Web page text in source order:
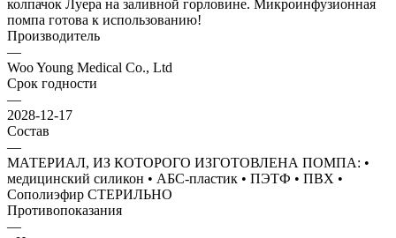
колпачок Луера на заливной горловине. Микроинфузионная
помпа готова к использованию!
Производитель
—
Woo Young Medical Co., Ltd
Срок годности
—
2028-12-17
Состав
—
МАТЕРИАЛ, ИЗ КОТОРОГО ИЗГОТОВЛЕНА ПОМПА: •
медицинский силикон • АБС-пластик • ПЭТФ • ПВХ •
Сополиэфир СТЕРИЛЬНО
Противопоказания
—